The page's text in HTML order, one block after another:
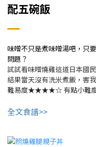
配五碗飯
味噌不只是煮味噌湯吧，只
問題？
試試看味噌燒雞這道日本國
結果當天沒有洗米煮飯，害
難易度★★★★☆ 有點小難度
全文食譜>>